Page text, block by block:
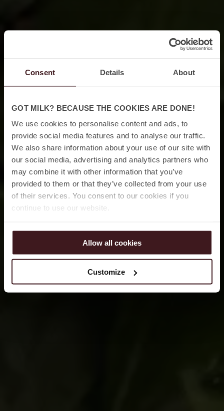
Consent Details About
GOT MILK? BECAUSE THE COOKIES ARE DONE!
We use cookies to personalise content and ads, to
provide social media features and to analyse our traffic.
We also share information about your use of our site with
our social media, advertising and analytics partners who
may combine it with other information that you’ve
provided to them or that they’ve collected from your use
of their services. You consent to our cookies if you
continue to use our website.
Allow all cookies
Customize